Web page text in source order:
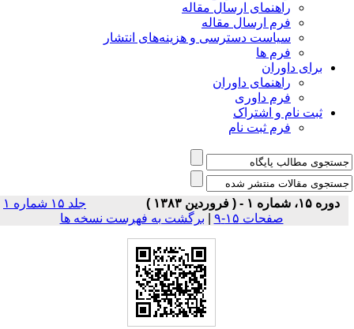
راهنمای ارسال مقاله
فرم ارسال مقاله
سیاست دسترسی و هزینه‌های انتشار
فرم ها
برای داوران
راهنمای داوران
فرم داوری
ثبت نام و اشتراک
فرم ثبت نام
دوره ۱۵، شماره ۱ - ( فروردين ۱۳۸۳ )
جلد ۱۵ شماره ۱
صفحات ۱۵-۹
| برگشت به فهرست نسخه ها